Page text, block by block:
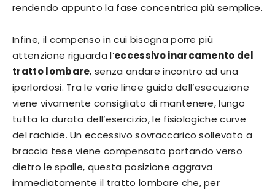
rendendo appunto la fase concentrica più semplice.
Infine, il compenso in cui bisogna porre più
attenzione riguarda l’eccessivo inarcamento del
tratto lombare, senza andare incontro ad una
iperlordosi. Tra le varie linee guida dell’esecuzione
viene vivamente consigliato di mantenere, lungo
tutta la durata dell’esercizio, le fisiologiche curve
del rachide. Un eccessivo sovraccarico sollevato a
braccia tese viene compensato portando verso
dietro le spalle, questa posizione aggrava
immediatamente il tratto lombare che, per